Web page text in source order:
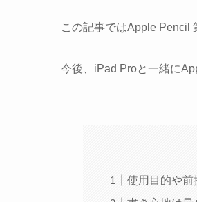
この記事ではApple Pencil
今後、iPad Proと一緒に
使用目的や前